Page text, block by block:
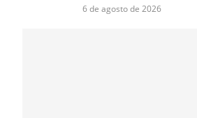
6 de agosto de 2026